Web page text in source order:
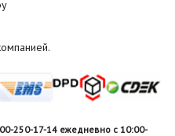
250-17-14 ежедневно с 10:00-